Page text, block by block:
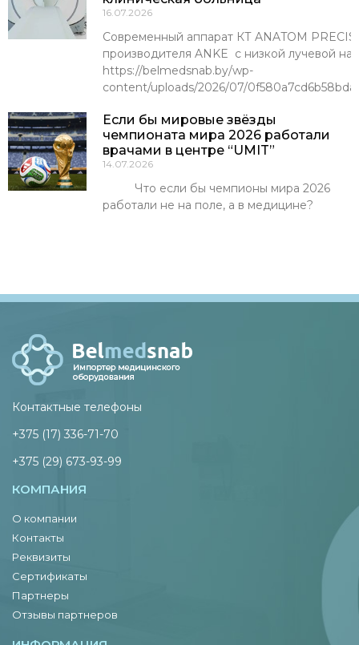
16.07.2026
Современный аппарат КТ ANATOM
производителя ANKE с низкой лучевой
https://belmedsnab.by/wp-
content/uploads/2026/07/
Если бы мировые звёзды
чемпионата мира 2026 работали
врачами в центре “UMIT”
14.07.2026
Что если бы чемпионы мира 2026
работали не на поле, а в медицине?
Контактные телефоны
+375 (17) 336-71-70
+375 (29) 673-93-99
КОМПАНИЯ
О компании
Контакты
Реквизиты
Сертификаты
Партнеры
Отзывы партнеров